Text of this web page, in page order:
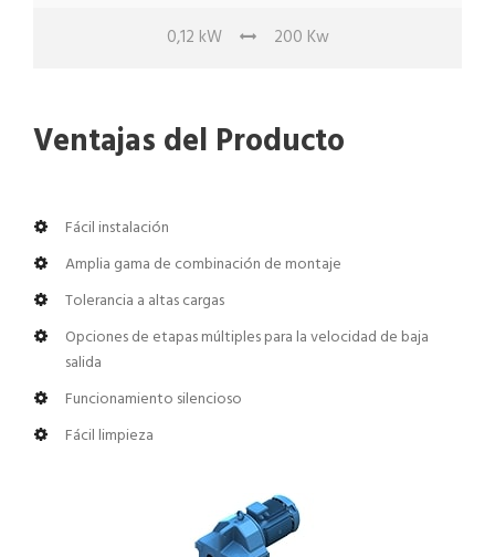
0,12 kW 200 Kw
Ventajas del Producto
Fácil instalación
Amplia gama de combinación de montaje
Tolerancia a altas cargas
Opciones de etapas múltiples para la velocidad de baja
salida
Funcionamiento silencioso
Fácil limpieza